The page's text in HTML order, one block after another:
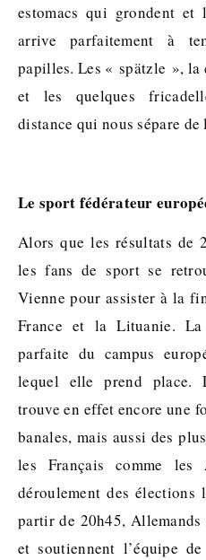
estomacs qui grondent
arrive parfaitement à
papilles. Les « spätzle »,
et les quelques
distance qui nous sépare de
Le sport fédérateur
Alors que les résultats de
les fans de sport se
Vienne pour assister à la
France et la Lituanie.
parfaite du campus
lequel elle prend place.
trouve en effet encore une
banales, mais aussi des
les Français comme les
déroulement des
partir de 20h45, Allemands
et soutiennent l’équipe